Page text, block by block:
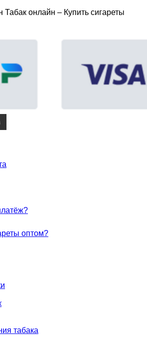
Табак онлайн – Купить сигареты
оптом?
табака